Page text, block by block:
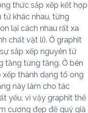
thức sắp xếp kết hợp
khác nhau, từng
lại cách nhau rất xa
chất vật lí). Ở graphit
sắp xếp nguyên tử
tầng từng tầng. Ở bên
thành dạng tổ ong
này làm cho tác
yếu, vì vậy graphit thể
cương đẹp đẽ quý giá